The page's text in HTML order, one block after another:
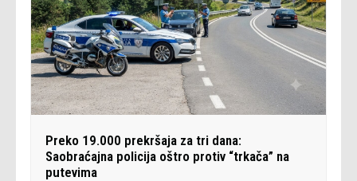
Preko 19.000 prekršaja za tri dana:
Saobraćajna policija oštro protiv “trkača” na
putevima